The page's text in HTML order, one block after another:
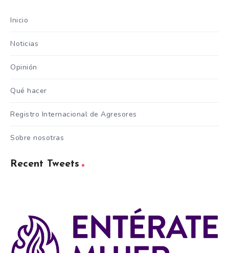
Inicio
Noticias
Opinión
Qué hacer
Registro Internacional de Agresores
Sobre nosotras
Recent Tweets